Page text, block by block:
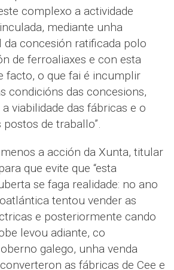
complexo a actividade
mediante unha
da concesión ratificada polo
de ferroaliaxes e con esta
facto, o que fai é incumplir
condicións das concesions,
viabilidade das fábricas e o
de traballo”.
a acción da Xunta, titular
que evite que “esta
se faga realidade: no ano
tentou vender as
e posteriormente cando
levou adiante, co
galego, unha venda
as fábricas de Cee e